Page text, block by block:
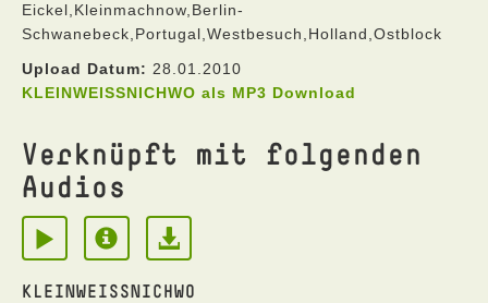
Eickel,Kleinmachnow,Berlin-
Schwanebeck,Portugal,Westbesuch,Holland,Ostblock
Upload Datum: 28.01.2010
KLEINWEISSNICHWO als MP3 Download
Verknüpft mit folgenden
Audios
KLEINWEISSNICHWO